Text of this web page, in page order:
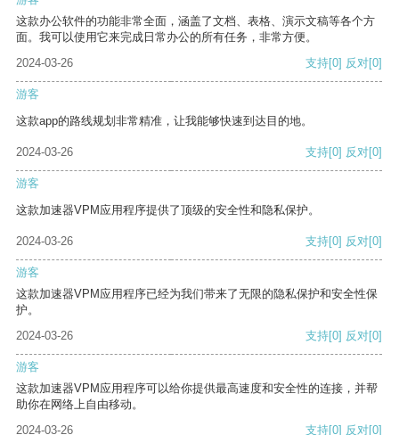
这款办公软件的功能非常全面，涵盖了文档、表格、演示文稿等各个方
面。我可以使用它来完成日常办公的所有任务，非常方便。
2024-03-26
支持[0] 反对[0]
游客
这款app的路线规划非常精准，让我能够快速到达目的地。
2024-03-26 支持[0] 反对[0]
游客
这款加速器VPM应用程序提供了顶级的安全性和隐私保护。
2024-03-26 支持[0] 反对[0]
游客
这款加速器VPM应用程序已经为我们带来了无限的隐私保护和安全性保
护。
2024-03-26
支持[0] 反对[0]
游客
这款加速器VPM应用程序可以给你提供最高速度和安全性的连接，并帮
助你在网络上自由移动。
2024-03-26
支持[0] 反对[0]